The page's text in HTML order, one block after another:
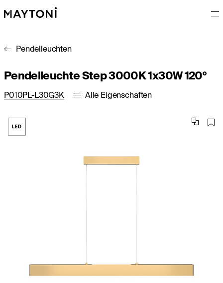
Pendelleuchten
Pendelleuchte Step 3000K 1x30W 120°
P010PL-L30G3K Alle Eigenschaften